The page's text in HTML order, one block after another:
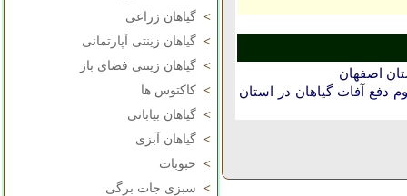
> گیاهان زراعی
> گیاهان زینتی آپارتمانی
> گیاهان زینتی فضای باز
> کاکتوس ها
> گیاهان بیابانی
> گیاهان آبزی
> حبوبات
> سبزی جات برگی
اصفهان
آفات گیاهان در استان